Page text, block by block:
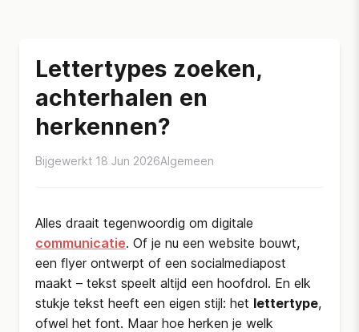
Lettertypes zoeken,
achterhalen en
herkennen?
Bijgewerkt 18 Jun 2026Algemeen
Alles draait tegenwoordig om digitale
communicatie. Of je nu een website bouwt,
een flyer ontwerpt of een socialmediapost
maakt – tekst speelt altijd een hoofdrol. En elk
stukje tekst heeft een eigen stijl: het lettertype,
ofwel het font. Maar hoe herken je welk